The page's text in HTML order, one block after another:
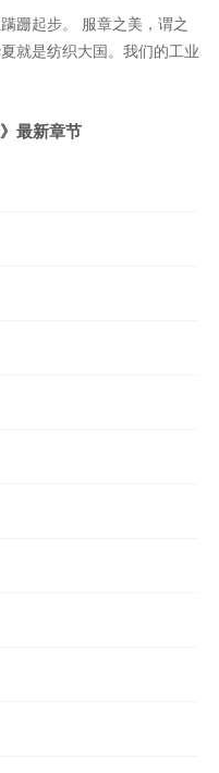
跚起步。 服章之美，谓之
就是纺织大国。我们的工业
最新章节